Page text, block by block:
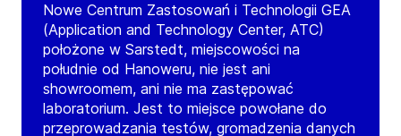
Nowe Centrum Zastosowań i Technologii GEA
(Application and Technology Center, ATC)
położone w Sarstedt, miejscowości na
południe od Hanoweru, nie jest ani
showroomem, ani nie ma zastępować
laboratorium. Jest to miejsce powołane do
przeprowadzania testów, gromadzenia danych